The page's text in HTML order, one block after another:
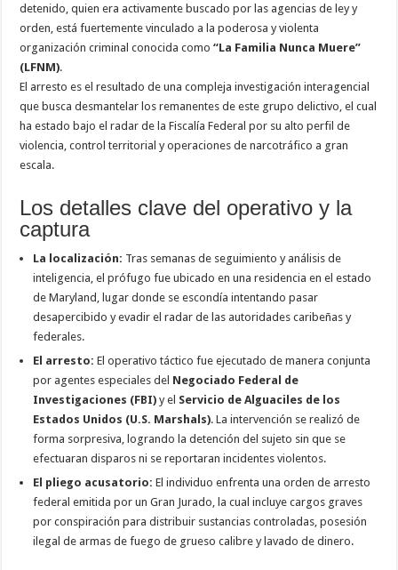
detenido, quien era activamente buscado por las agencias de ley y
orden, está fuertemente vinculado a la poderosa y violenta
organización criminal conocida como“La Familia Nunca Muere”
(LFNM).
El arresto es el resultado de una compleja investigación interagencial
que busca desmantelar los remanentes de este grupo delictivo, el cual
ha estado bajo el radar de la Fiscalía Federal por su alto perfil de
violencia, control territorial y operaciones de narcotráfico a gran
escala.
Los detalles clave del operativo y la
captura
La localización: Tras semanas de seguimiento y análisis de
inteligencia, el prófugo fue ubicado en una residencia en el estado
de Maryland, lugar donde se escondía intentando pasar
desapercibido y evadir el radar de las autoridades caribeñas y
federales.
El arresto: El operativo táctico fue ejecutado de manera conjunta
por agentes especiales del Negociado Federal de
Investigaciones (FBI) y el Servicio de Alguaciles de los
Estados Unidos (U.S. Marshals). La intervención se realizó de
forma sorpresiva, logrando la detención del sujeto sin que se
efectuaran disparos ni se reportaran incidentes violentos.
El pliego acusatorio: El individuo enfrenta una orden de arresto
federal emitida por un Gran Jurado, la cual incluye cargos graves
por conspiración para distribuir sustancias controladas, posesión
ilegal de armas de fuego de grueso calibre y lavado de dinero.